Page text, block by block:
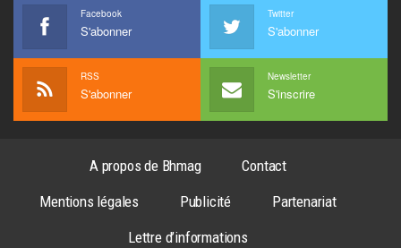
Facebook
S'abonner
Twitter
S'abonner
RSS
S'abonner
Newsletter
S'inscrire
A propos de Bhmag
Contact
Mentions légales
Publicité
Partenariat
Lettre d’informations